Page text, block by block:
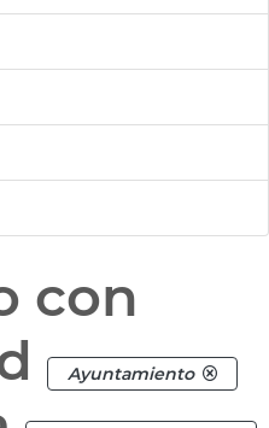
con
Ayuntamiento